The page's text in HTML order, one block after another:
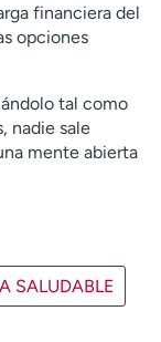
financiera del
opciones
tal como
nadie sale
mente abierta
SALUDABLE